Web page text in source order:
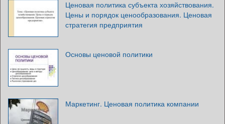
Ценовая политика субъекта хозяйствования.
Цены и порядок ценообразования. Ценовая
стратегия предприятия
Основы ценовой политики
Маркетинг. Ценовая политика компании